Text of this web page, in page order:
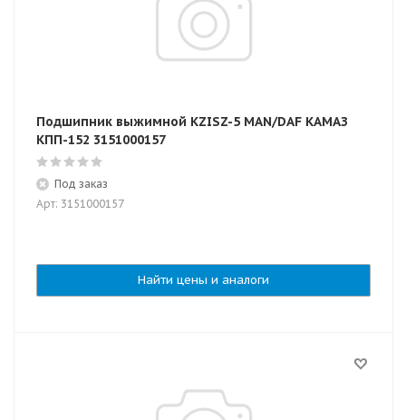
Подшипник выжимной KZISZ-5 MAN/DAF КАМАЗ
КПП-152 3151000157
Под заказ
Арт: 3151000157
Найти цены и аналоги